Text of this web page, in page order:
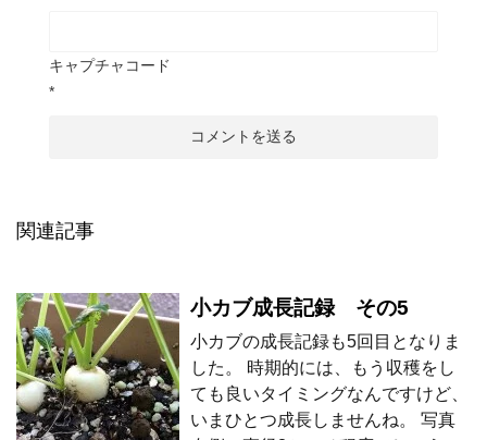
キャプチャコード
*
関連記事
小カブ成長記録 その5
小カブの成長記録も5回目となりま
した。 時期的には、もう収穫をし
ても良いタイミングなんですけど、
いまひとつ成長しませんね。 写真